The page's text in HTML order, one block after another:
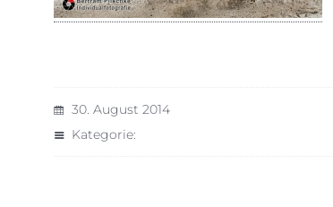
30. August 2014
Kategorie: